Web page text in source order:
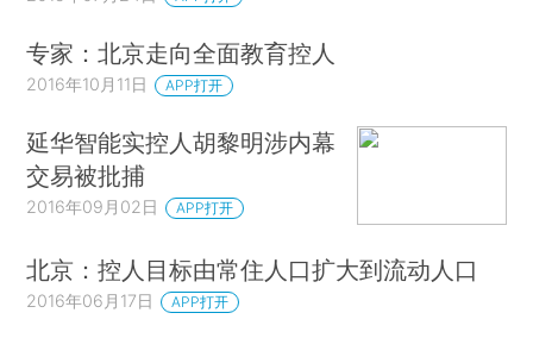
专家：北京走向全面教育控人
2016年10月11日 APP打开
延华智能实控人胡黎明涉内幕
交易被批捕
2016年09月02日 APP打开
北京：控人目标由常住人口扩大到流动人口
2016年06月17日 APP打开